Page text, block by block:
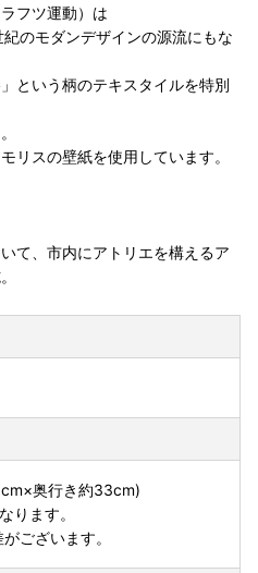
フツ運動）は
のモダンデザインの源流にもな
という柄のテキスタイルを特別
リスの壁紙を使用しています。
て、市内にアトリエを構えるア
奥行き約33cm)
ります。
ございます。